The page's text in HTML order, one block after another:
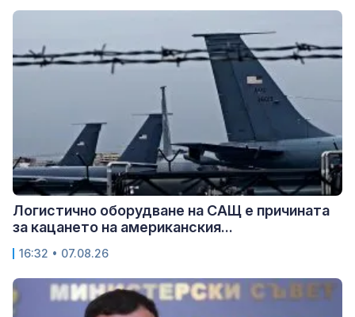
Логистично оборудване на САЩ е причината
за кацането на американския...
16:32 • 07.08.26